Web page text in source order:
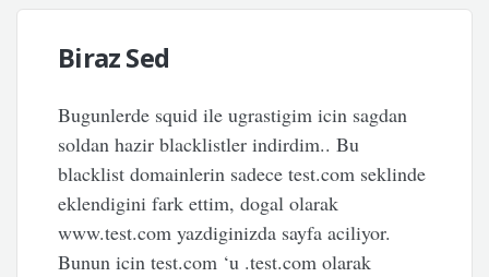
Biraz Sed
Bugunlerde squid ile ugrastigim icin sagdan
soldan hazir blacklistler indirdim.. Bu
blacklist domainlerin sadece test.com seklinde
eklendigini fark ettim, dogal olarak
www.test.com yazdiginizda sayfa aciliyor.
Bunun icin test.com ‘u .test.com olarak